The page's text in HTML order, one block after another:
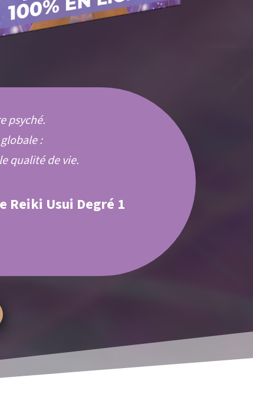
psyché.
:
qualité de vie.
Reiki Usui Degré 1